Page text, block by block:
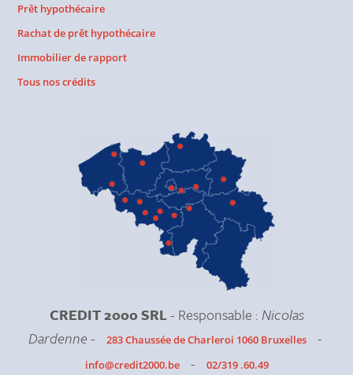
Prêt hypothécaire
Rachat de prêt hypothécaire
Immobilier de rapport
Tous nos crédits
CREDIT 2000 SRL- Responsable :Nicolas
Dardenne- 283 Chaussée de Charleroi 1060 Bruxelles -
info@credit2000.be - 02/319 .60.49